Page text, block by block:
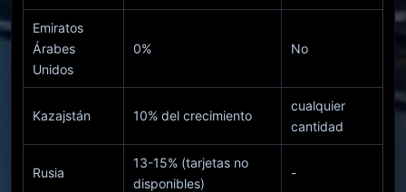
Emiratos
Árabes
Unidos
0% No
Kazajstán 10% del crecimiento
cualquier
cantidad
Rusia
13-15% (tarjetas no
disponibles)
-